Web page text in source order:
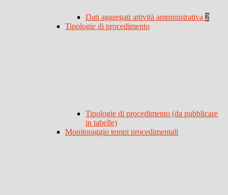
Dati aggregati attività amministrativa 2
Tipologie di procedimento
Tipologie di procedimento (da pubblicare
in tabelle)
Monitoraggio tempi procedimentali